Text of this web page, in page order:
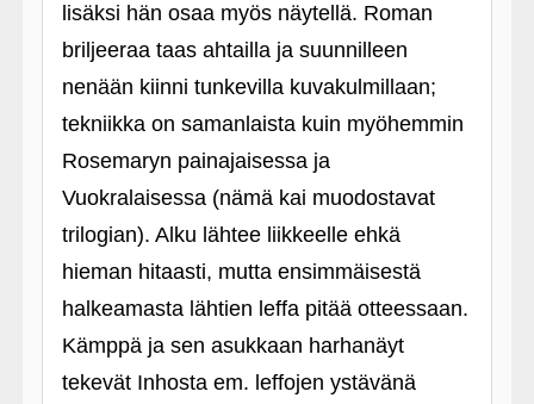
lisäksi hän osaa myös näytellä. Roman
briljeeraa taas ahtailla ja suunnilleen
nenään kiinni tunkevilla kuvakulmillaan;
tekniikka on samanlaista kuin myöhemmin
Rosemaryn painajaisessa ja
Vuokralaisessa (nämä kai muodostavat
trilogian). Alku lähtee liikkeelle ehkä
hieman hitaasti, mutta ensimmäisestä
halkeamasta lähtien leffa pitää otteessaan.
Kämppä ja sen asukkaan harhanäyt
tekevät Inhosta em. leffojen ystävänä